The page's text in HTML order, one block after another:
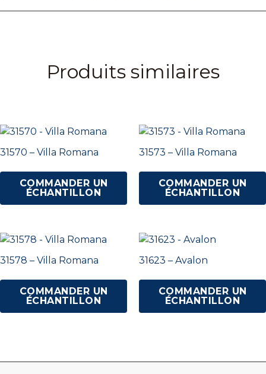
Produits similaires
31570 – Villa Romana
COMMANDER UN
ÉCHANTILLON
31573 – Villa Romana
COMMANDER UN
ÉCHANTILLON
31578 – Villa Romana
COMMANDER UN
ÉCHANTILLON
31623 – Avalon
COMMANDER UN
ÉCHANTILLON